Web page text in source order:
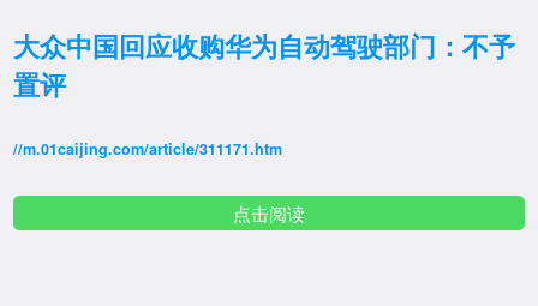
大众中国回应收购华为自动驾驶部门：不予
置评
//m.01caijing.com/article/311171.htm
点击阅读